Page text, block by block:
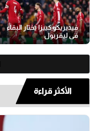
فيديريكو كييزا يختار البقاء
في ليفربول
الأكثر قراءة